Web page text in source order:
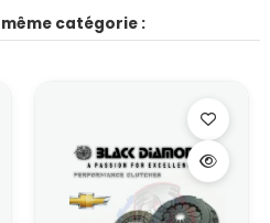
catégorie :